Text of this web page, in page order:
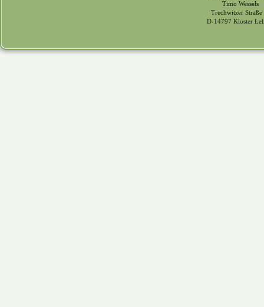
Timo Wessels
Trechwitzer Straße
D-14797 Kloster